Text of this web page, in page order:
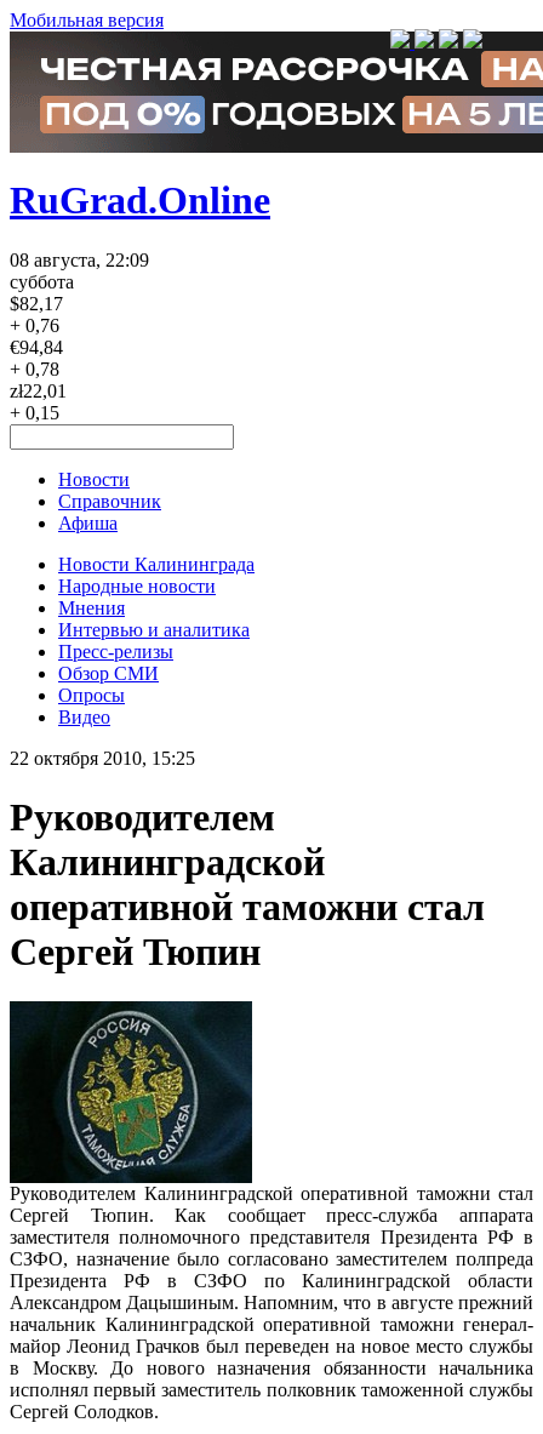
Мобильная версия
RuGrad.Online
08 августа, 22:09
суббота
$82,17
+ 0,76
€94,84
+ 0,78
zł22,01
+ 0,15
Новости
Справочник
Афиша
Новости Калининграда
Народные новости
Мнения
Интервью и аналитика
Пресс-релизы
Обзор СМИ
Опросы
Видео
22 октября 2010, 15:25
Руководителем
Калининградской
оперативной таможни стал
Сергей Тюпин
Руководителем Калининградской оперативной таможни стал
Сергей Тюпин. Как сообщает пресс-служба аппарата
заместителя полномочного представителя Президента РФ в
СЗФО, назначение было согласовано заместителем полпреда
Президента РФ в СЗФО по Калининградской области
Александром Дацышиным. Напомним, что в августе прежний
начальник Калининградской оперативной таможни генерал-
майор Леонид Грачков был переведен на новое место службы
в Москву. До нового назначения обязанности начальника
исполнял первый заместитель полковник таможенной службы
Сергей Солодков.